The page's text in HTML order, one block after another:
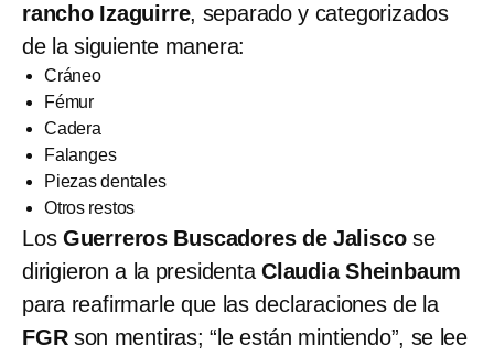
rancho Izaguirre, separado y categorizados
de la siguiente manera:
Cráneo
Fémur
Cadera
Falanges
Piezas dentales
Otros restos
Los Guerreros Buscadores de Jaliscose
dirigieron a la presidentaClaudia Sheinbaum
para reafirmarle que las declaraciones de la
FGRson mentiras; “le están mintiendo”, se lee